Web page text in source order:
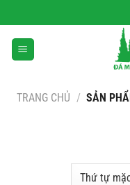
qua
nội
dung
TRANG CHỦ / SẢN